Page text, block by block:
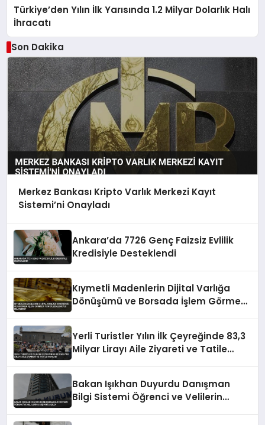
Türkiye’den Yılın İlk Yarısında 1.2 Milyar Dolarlık Halı
İhracatı
Son Dakika
Merkez Bankası Kripto Varlık Merkezi Kayıt
Sistemi’ni Onayladı
Ankara’da 7726 Genç Faizsiz Evlilik
Kredisiyle Desteklendi
Kıymetli Madenlerin Dijital Varlığa
Dönüşümü ve Borsada İşlem Görmesi
Yerli Turistler Yılın İlk Çeyreğinde 83,3
Milyar Lirayı Aile Ziyareti ve Tatile
Bakan Işıkhan Duyurdu Danışman
Bilgi Sistemi Öğrenci ve Velilerin